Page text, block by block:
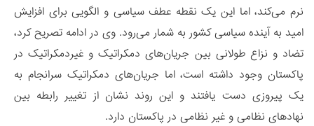
نرم می‌کند، اما این یک نقطه عطف سیاسی و الگویی برای افزایش
امید به آینده سیاسی کشور به شمار می‌رود. وی در ادامه تصریح کرد،
تضاد و نزاع طولانی بین جریان‌های دمکراتیک و غیردمکراتیک در
پاکستان وجود داشته است، اما جریان‌های دمکراتیک سرانجام به
یک پیروزی دست یافتند و این روند نشان از تغییر رابطه بین
نهادهای نظامی و غیر نظامی در پاکستان دارد.